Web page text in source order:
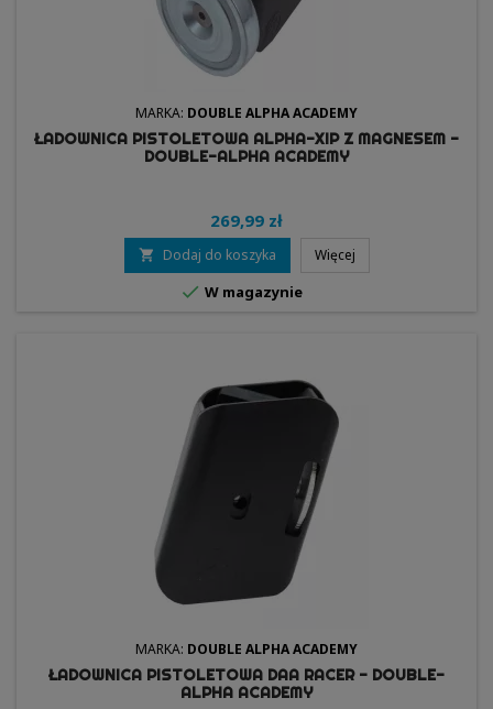
MARKA: DOUBLE ALPHA ACADEMY
ŁADOWNICA PISTOLETOWA ALPHA-XIP Z MAGNESEM -
DOUBLE-ALPHA ACADEMY
269,99 zł
 Dodaj do koszyka Więcej
 W magazynie
MARKA: DOUBLE ALPHA ACADEMY
ŁADOWNICA PISTOLETOWA DAA RACER - DOUBLE-
ALPHA ACADEMY